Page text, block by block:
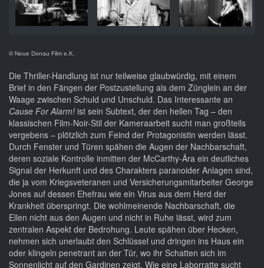
© Neue Donau Film e.K.
Die Thriller-Handlung ist nur teilweise glaubwürdig, mit einem
Brief in den Fängen der Postzustellung als dem Zünglein an der
Waage zwischen Schuld und Unschuld. Das Interessante an
Cause For Alarm! ist sein Subtext, der den hellen Tag – den
klassischen Film-Noir-Stil der Kameraarbeit sucht man großteils
vergebens – plötzlich zum Feind der Protagonistin werden lässt.
Durch Fenster und Türen spähen die Augen der Nachbarschaft,
deren soziale Kontrolle inmitten der McCarthy-Ära ein deutliches
Signal der Herkunft und des Charakters paranoider Anlagen sind,
die ja vom Kriegsveteranen und Versicherungsmitarbeiter George
Jones auf dessen Ehefrau wie ein Virus aus dem Herd der
Krankheit überspringt. Die wohlmeinende Nachbarschaft, die
Ellen nicht aus den Augen und nicht in Ruhe lässt, wird zum
zentralen Aspekt der Bedrohung. Leute spähen über Hecken,
nehmen sich unerlaubt den Schlüssel und dringen ins Haus ein
oder klingeln penetrant an der Tür, wo ihr Schatten sich im
Sonnenlicht auf den Gardinen zeigt. Wie eine Laborratte sucht